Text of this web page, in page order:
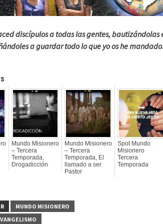
discípulos a todas las gentes,
a guardar todo lo que yo os he
Mundo Misionero
– Tercera
Temporada,
Drogadicción
Mundo Misionero
– Tercera
Temporada, El
llamado a ser
Pastor
Spot Mundo
Misionero
Tercera
Temporada
MUNDO MISIONERO